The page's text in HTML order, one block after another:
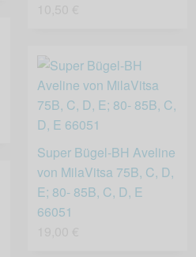
Super Bügel-BH Aveline
von MilaVitsa 75B, C, D,
E; 80- 85B, C, D, E
66051